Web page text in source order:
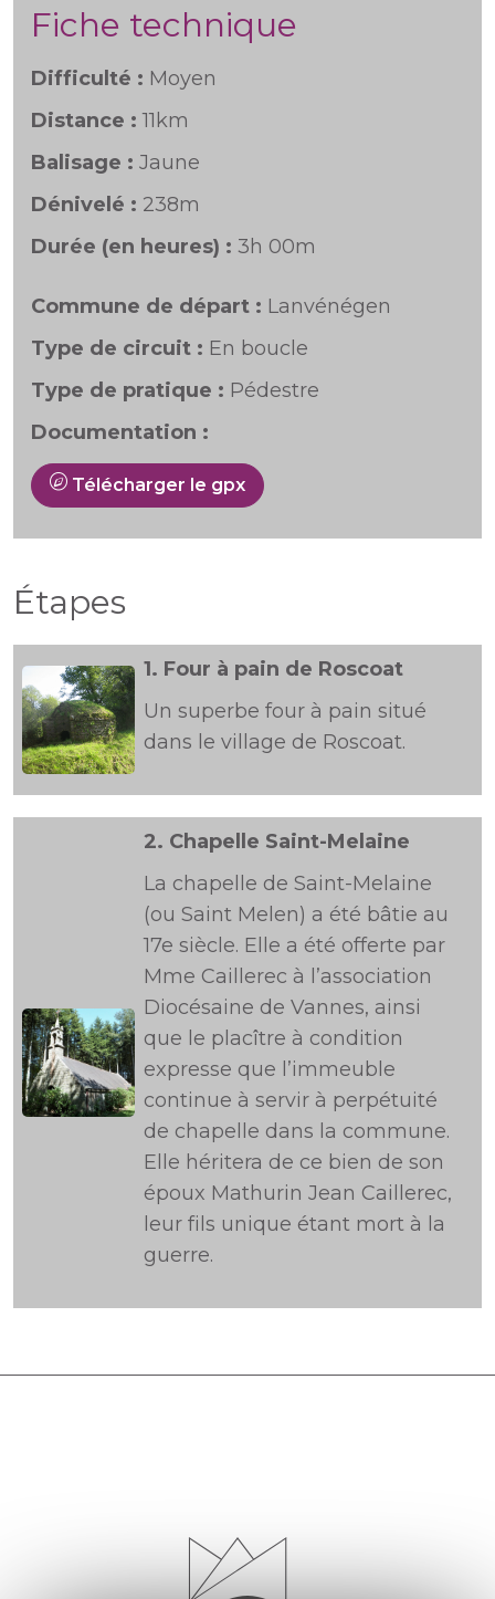
Fiche technique
Difficulté : Moyen
Distance : 11km
Balisage : Jaune
Dénivelé : 238m
Durée (en heures) : 3h 00m
Commune de départ : Lanvénégen
Type de circuit : En boucle
Type de pratique : Pédestre
Documentation :
Télécharger le gpx
Étapes
1. Four à pain de Roscoat
Un superbe four à pain situé
dans le village de Roscoat.
2. Chapelle Saint-Melaine
La chapelle de Saint-Melaine
(ou Saint Melen) a été bâtie au
17e siècle. Elle a été offerte par
Mme Caillerec à l’association
Diocésaine de Vannes, ainsi
que le placître à condition
expresse que l’immeuble
continue à servir à perpétuité
de chapelle dans la commune.
Elle héritera de ce bien de son
époux Mathurin Jean Caillerec,
leur fils unique étant mort à la
guerre.